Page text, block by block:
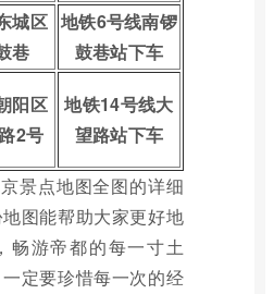
城区
巷
地铁6号线南锣
鼓巷站下车
阳区
2号
地铁14号线大
望路站下车
景点地图全图的详细
图能帮助大家更好地
畅游帝都的每一寸土
定要珍惜每一次的经